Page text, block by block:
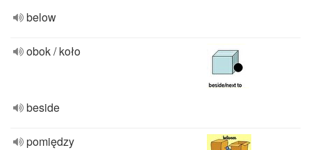
below
obok / koło
beside
pomiędzy